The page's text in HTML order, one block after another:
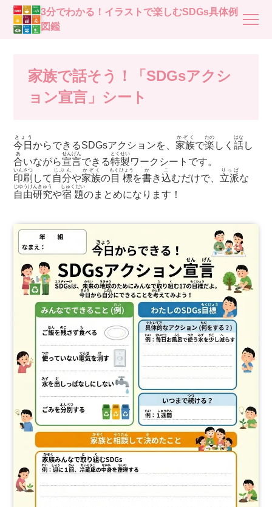
3分でわかる！イラストで楽しむSDGs具体例
図鑑
家族で話そう！「SDGsアクシ
ョン宣言」シート
今日
きょう
からできるSDGsアクションを、家族
かぞく
で楽
たの
しく話
はな
し
合
あ
いながら宣言
せんげん
できる特製
とくせい
ワークシートです。
印刷
いんさつ
して 自分
じぶん
や家族
かぞく
の目標
もくひょう
を書
か
き込
こ
むだけで、 立派
りっぱ
な
自由研究
じゆうけんきゅう
や宿題
しゅくだい
のまとめになります！